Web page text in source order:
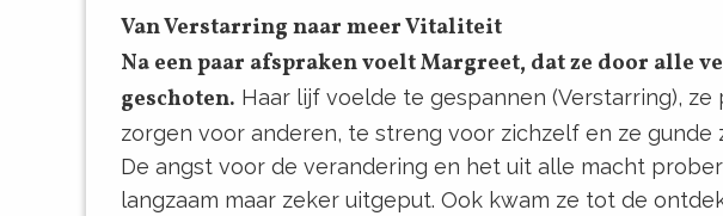
Van Verstarring naar meer Vitaliteit
Na een paar afspraken voelt Margreet, dat ze door alle
geschoten. Haar lijf voelde te gespannen (Verstarring),
zorgen voor anderen, te streng voor zichzelf en ze gunde
De angst voor de verandering en het uit alle macht
langzaam maar zeker uitgeput. Ook kwam ze tot de